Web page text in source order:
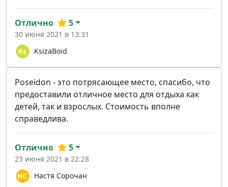
KsizaBoid
Отлично 5
30 июня 2021 в 13:31
Poseidon - это потрясающее место, спасибо, что
предоставили отличное место для отдыха как
детей, так и взрослых. Стоимость вполне
справедлива.
Настя Сорочан
Отлично 5
23 июня 2021 в 22:28